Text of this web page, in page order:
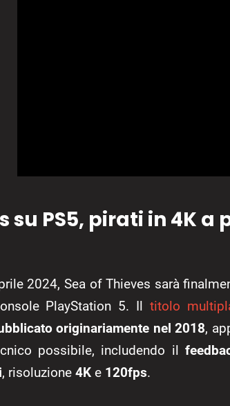
su PS5, pirati in 4K a
2024, Sea of Thieves sarà
PlayStation 5. Iltitolo
originariamente nel 2018,
possibile, includendo il
, risoluzione 4K e 120fps.